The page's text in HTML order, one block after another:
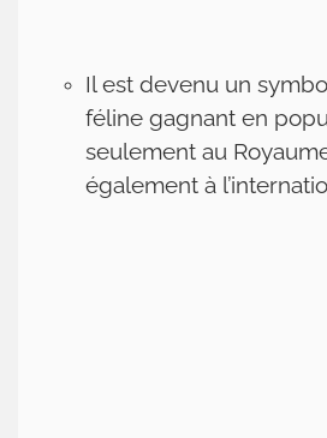
Il est devenu un
féline gagnant en
seulement au
également à